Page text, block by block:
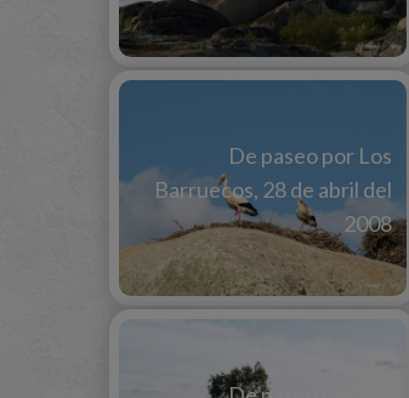
De paseo por Los
Barruecos, 28 de abril del
2008